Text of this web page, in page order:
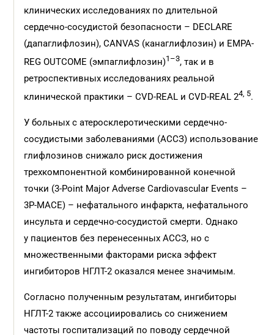
клинических исследованиях по длительной
сердечно-сосудистой безопасности – DECLARE
(дапаглифлозин), CANVAS (канаглифлозин) и EMPA-
REG OUTCOME (эмпаглифлозин)1–3, так и в
ретроспективных исследованиях реальной
клинической практики – CVD-REAL и CVD-REAL 24, 5.
У больных с атеросклеротическими сердечно-
сосудистыми заболеваниями (АССЗ) использование
глифлозинов снижало риск достижения
трехкомпонентной комбинированной конечной
точки (3-Point Major Adverse Cardiovascular Events –
3Р-MACE) – нефатального инфаркта, нефатального
инсульта и сердечно-сосудистой смерти. Однако
у пациентов без перенесенных АССЗ, но с
множественными факторами риска эффект
ингибиторов НГЛТ-2 оказался менее значимым.
Согласно полученным результатам, ингибиторы
НГЛТ-2 также ассоциировались со снижением
частоты госпитализаций по поводу сердечной